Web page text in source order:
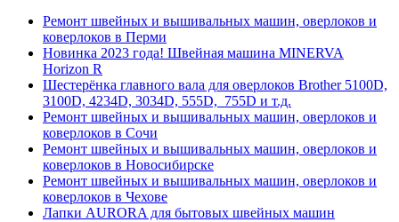
Ремонт швейных и вышивальных машин, оверлоков и
коверлоков в Перми
Новинка 2023 года! Швейная машина MINERVA
Horizon R
Шестерёнка главного вала для оверлоков Brother 5100D,
3100D, 4234D, 3034D, 555D, 755D и т.д.
Ремонт швейных и вышивальных машин, оверлоков и
коверлоков в Сочи
Ремонт швейных и вышивальных машин, оверлоков и
коверлоков в Новосибирске
Ремонт швейных и вышивальных машин, оверлоков и
коверлоков в Чехове
Лапки AURORA для бытовых швейных машин